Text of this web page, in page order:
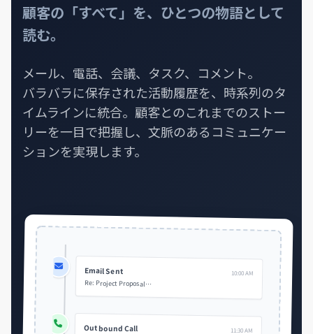
顧客の「すべて」を、 ひとつの物語として
読む。
メール、電話、会議、タスク、コメント。
バラバラに保存された活動履歴を、時系列のタ
イムラインに統合。顧客とのこれまでのストー
リーを一目で把握し、文脈のあるコミュニケー
ションを実現します。
Email Sent 10:00 AM
Re: Project Proposal…
Outbound Call 11:30 AM